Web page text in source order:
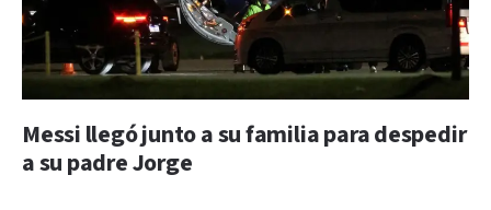
Messi llegó junto a su familia para despedir
a su padre Jorge